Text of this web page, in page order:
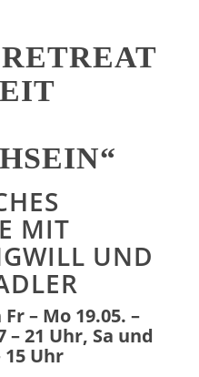
MIT
UND
– Mo 19.05. –
– 21 Uhr, Sa und
15 Uhr